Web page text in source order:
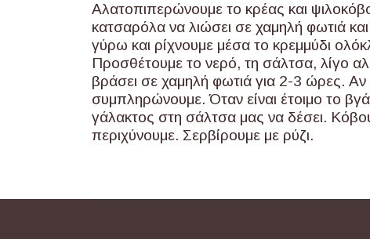
Αλατοπιπερώνουμε το κρέας και
κατσαρόλα να λιώσει σε χαμηλή φωτιά
γύρω και ρίχνουμε μέσα το κρεμμύδι
Προσθέτουμε το νερό, τη σάλτσα, λίγο
βράσει σε χαμηλή φωτιά για 2-3 ώρες. Αν
συμπληρώνουμε. Όταν είναι έτοιμο το
γάλακτος στη σάλτσα μας να δέσει.
περιχύνουμε. Σερβίρουμε με ρύζι.